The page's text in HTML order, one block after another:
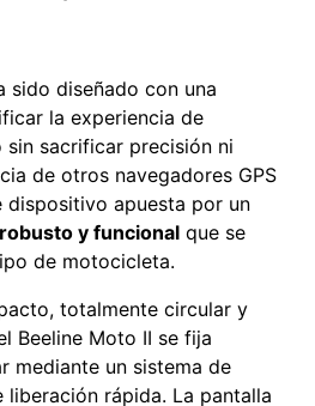
sido diseñado con una
la experiencia de
sin sacrificar precisión ni
de otros navegadores GPS
dispositivo apuesta por un
y funcional que se
de motocicleta.
totalmente circular y
Beeline Moto II se fija
mediante un sistema de
liberación rápida. La pantalla